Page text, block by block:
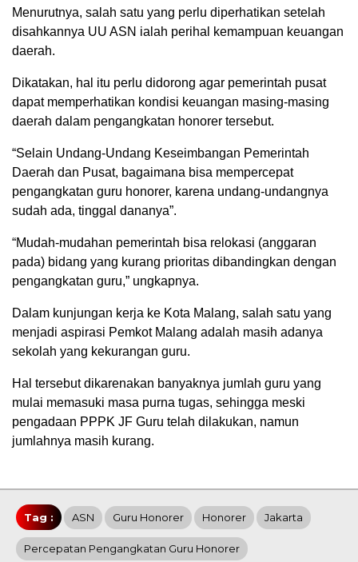
Menurutnya, salah satu yang perlu diperhatikan setelah
disahkannya UU ASN ialah perihal kemampuan keuangan
daerah.
Dikatakan, hal itu perlu didorong agar pemerintah pusat
dapat memperhatikan kondisi keuangan masing-masing
daerah dalam pengangkatan honorer tersebut.
“Selain Undang-Undang Keseimbangan Pemerintah
Daerah dan Pusat, bagaimana bisa mempercepat
pengangkatan guru honorer, karena undang-undangnya
sudah ada, tinggal dananya”.
“Mudah-mudahan pemerintah bisa relokasi (anggaran
pada) bidang yang kurang prioritas dibandingkan dengan
pengangkatan guru,” ungkapnya.
Dalam kunjungan kerja ke Kota Malang, salah satu yang
menjadi aspirasi Pemkot Malang adalah masih adanya
sekolah yang kekurangan guru.
Hal tersebut dikarenakan banyaknya jumlah guru yang
mulai memasuki masa purna tugas, sehingga meski
pengadaan PPPK JF Guru telah dilakukan, namun
jumlahnya masih kurang.
Tag : ASN Guru Honorer Honorer Jakarta
Percepatan Pengangkatan Guru Honorer